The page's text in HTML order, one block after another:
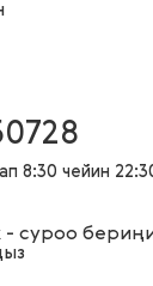
- суроо
8:30 чейин